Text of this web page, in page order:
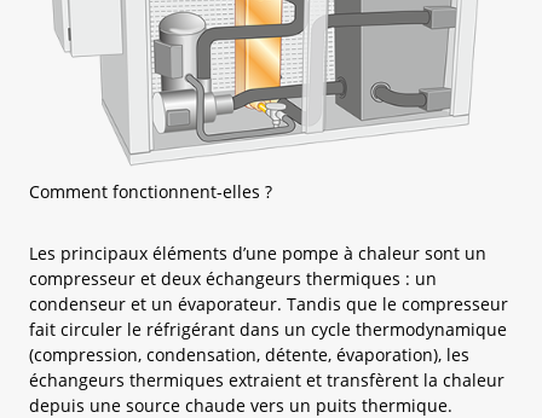
Comment fonctionnent-elles ?
Les principaux éléments d’une pompe à chaleur sont un
compresseur et deux échangeurs thermiques : un
condenseur et un évaporateur. Tandis que le compresseur
fait circuler le réfrigérant dans un cycle thermodynamique
(compression, condensation, détente, évaporation), les
échangeurs thermiques extraient et transfèrent la chaleur
depuis une source chaude vers un puits thermique.